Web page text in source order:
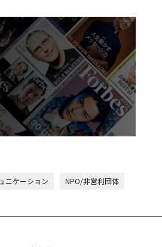
ニケーション NPO/非営利団体